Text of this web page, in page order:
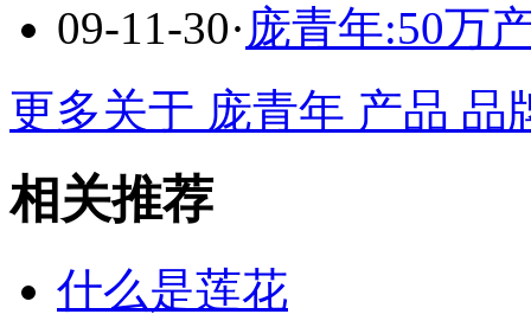
09-11-30· 庞青年:50万
更多关于 庞青年 产品 品
相关推荐
什么是莲花